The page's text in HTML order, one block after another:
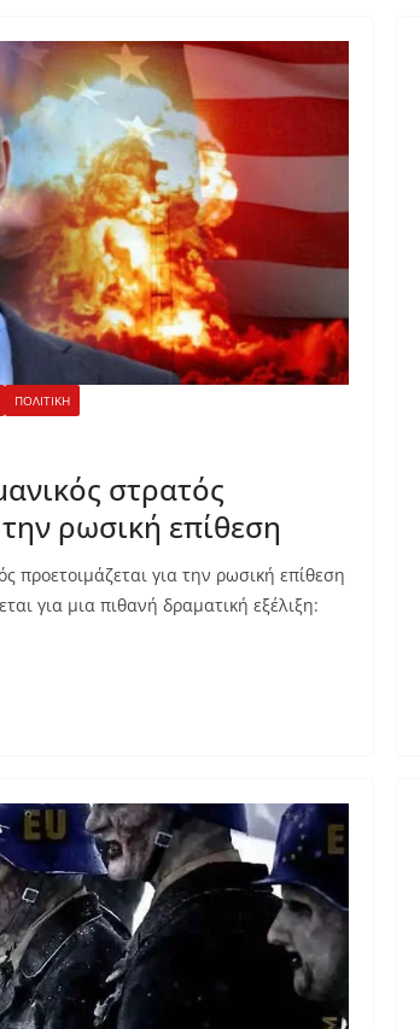
ΠΟΛΙΤΙΚΗ
στρατός
ρωσική επίθεση
προετοιμάζεται για την ρωσική επίθεση
για μια πιθανή δραματική εξέλιξη: